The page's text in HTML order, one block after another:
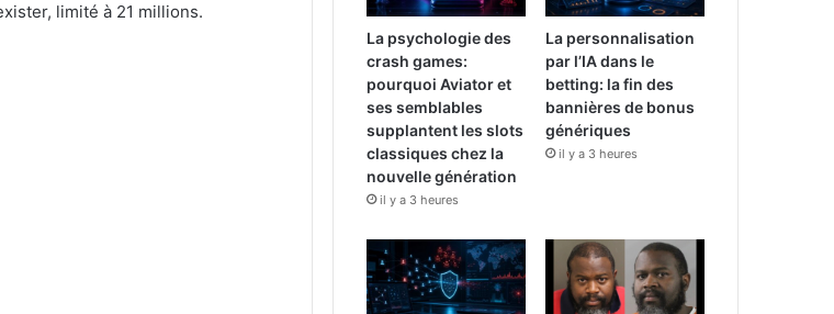
limité à 21 millions.
La psychologie des
crash games:
pourquoi Aviator et
ses semblables
supplantent les slots
classiques chez la
nouvelle génération
il y a 3 heures
La personnalisation
par l’IA dans le
betting: la fin des
bannières de bonus
génériques
il y a 3 heures